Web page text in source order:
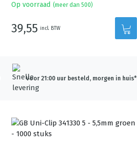
Op voorraad (meer dan 500)
39,55 incl. BTW
Voor 21:00 uur besteld, morgen in huis*